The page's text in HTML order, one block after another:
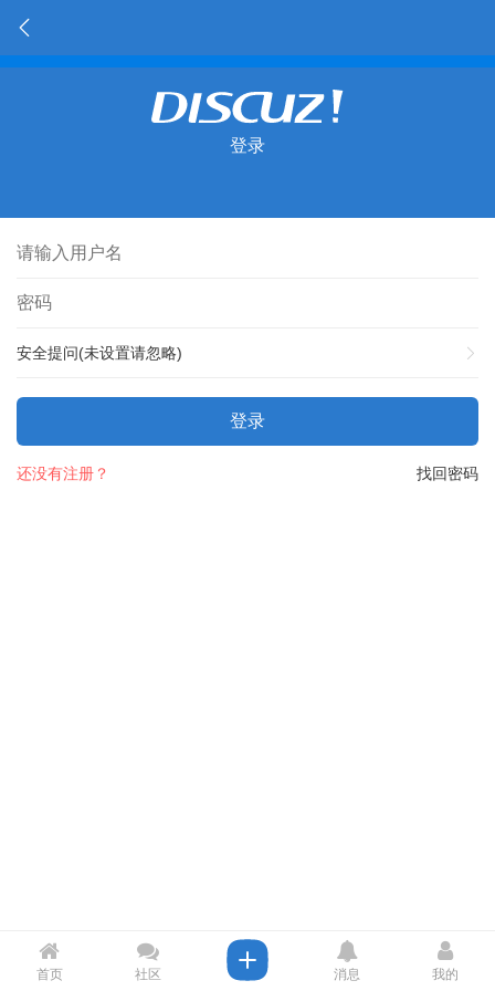
登录
安全提问(未设置请忽略)
登录
找回密码
还没有注册？
首页 社区 消息 我的